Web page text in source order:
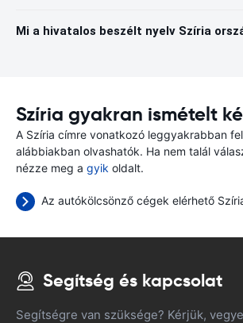
Mi a hivatalos beszélt nyelv Szíria
Szíria gyakran ismételt
A Szíria címre vonatkozó leggyakrabban
alábbiakban olvashatók. Ha nem talál
nézze meg a gyik oldalt.
Az autókölcsönző cégek elérhető
Segítség és kapcsolat
Segítségre van szüksége? Kérjük,